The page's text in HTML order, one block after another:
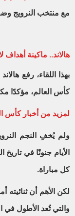
مع منتخب النرويج
هالاند.. ماكينة أهداف
كأس العالم، مؤكدًا
لمزيد من أخبار كأس العالم 2026
ولم يُخفِ النجم
الأيام جنونًا في
كل مباراة.
لكن الأهم أن ثنائيته
والتي تُعد الأطول في